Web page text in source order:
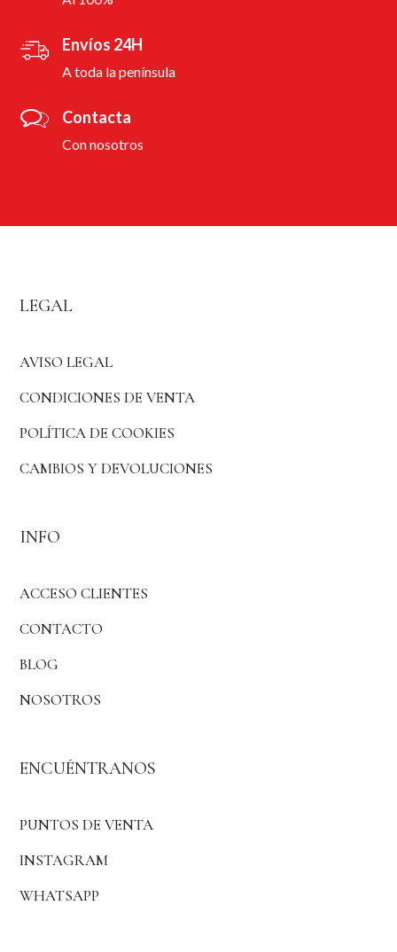
Envíos 24H
A toda la península
Contacta
Con nosotros
LEGAL
AVISO LEGAL
CONDICIONES DE VENTA
POLÍTICA DE COOKIES
CAMBIOS Y DEVOLUCIONES
INFO
ACCESO CLIENTES
CONTACTO
BLOG
NOSOTROS
ENCUÉNTRANOS
PUNTOS DE VENTA
INSTAGRAM
WHATSAPP